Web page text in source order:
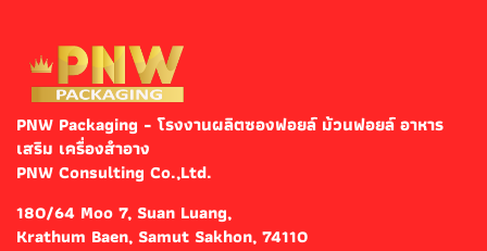
PNW Packaging - โรงงานผลิตซองฟอยล์ ม้วนฟอยล์ อาหาร
เสริม เครื่องสำอาง
PNW Consulting Co.,Ltd.
180/64 Moo 7, Suan Luang,
Krathum Baen, Samut Sakhon, 74110